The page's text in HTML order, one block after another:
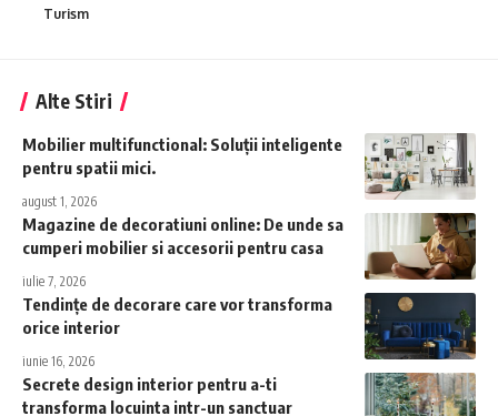
Turism
Alte Stiri
Mobilier multifunctional: Soluții inteligente
pentru spatii mici.
august 1, 2026
Magazine de decoratiuni online: De unde sa
cumperi mobilier si accesorii pentru casa
iulie 7, 2026
Tendințe de decorare care vor transforma
orice interior
iunie 16, 2026
Secrete design interior pentru a-ti
transforma locuinta intr-un sanctuar